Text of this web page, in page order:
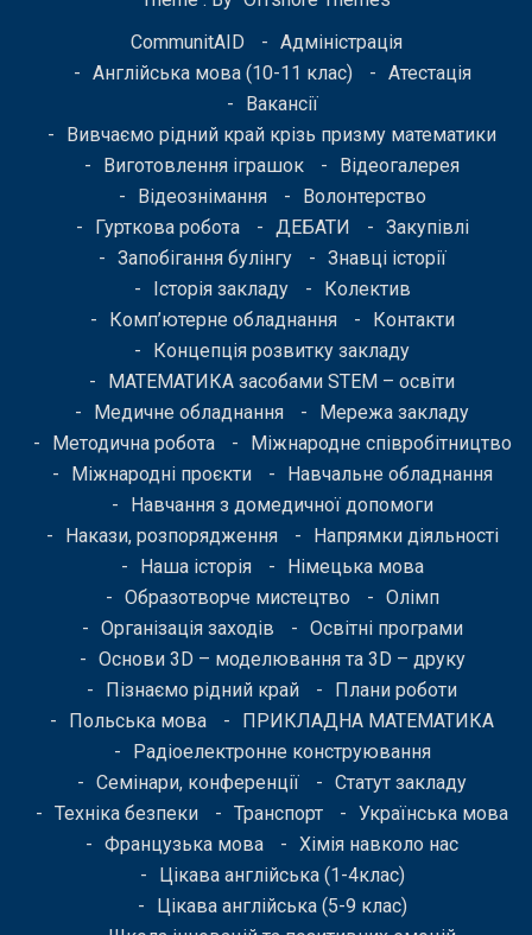
CommunitAID
Адміністрація
Англійська мова (10-11 клас)
Атестація
Вакансії
Вивчаємо рідний край крізь призму математики
Виготовлення іграшок
Відеогалерея
Відеознімання
Волонтерство
Гурткова робота
ДЕБАТИ
Закупівлі
Запобігання булінгу
Знавці історії
Історія закладу
Колектив
Комп’ютерне обладнання
Контакти
Концепція розвитку закладу
МАТЕМАТИКА засобами STEM – освіти
Медичне обладнання
Мережа закладу
Методична робота
Міжнародне співробітництво
Міжнародні проєкти
Навчальне обладнання
Навчання з домедичної допомоги
Накази, розпорядження
Напрямки діяльності
Наша історія
Німецька мова
Образотворче мистецтво
Олімп
Організація заходів
Освітні програми
Основи 3D – моделювання та 3D – друку
Пізнаємо рідний край
Плани роботи
Польська мова
ПРИКЛАДНА МАТЕМАТИКА
Радіоелектронне конструювання
Семінари, конференції
Статут закладу
Техніка безпеки
Транспорт
Українська мова
Французька мова
Хімія навколо нас
Цікава англійська (1-4клас)
Цікава англійська (5-9 клас)